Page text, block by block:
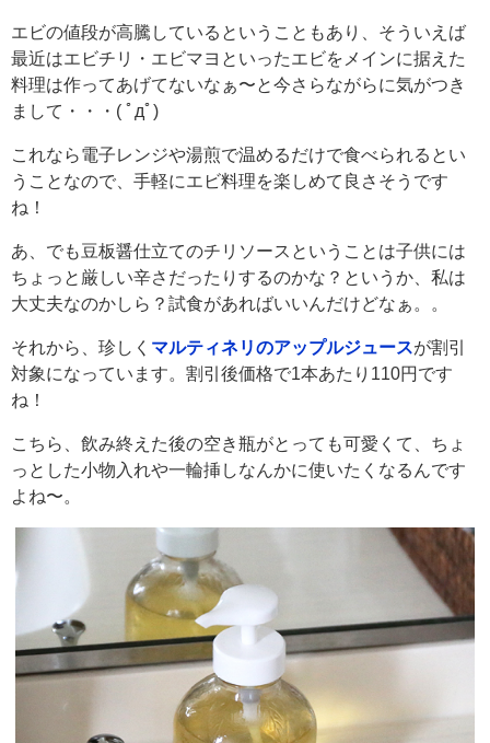
エビの値段が高騰しているということもあり、そういえば
最近はエビチリ・エビマヨといったエビをメインに据えた
料理は作ってあげてないなぁ〜と今さらながらに気がつき
まして・・・( ﾟдﾟ)
これなら電子レンジや湯煎で温めるだけで食べられるとい
うことなので、手軽にエビ料理を楽しめて良さそうです
ね！
あ、でも豆板醤仕立てのチリソースということは子供には
ちょっと厳しい辛さだったりするのかな？というか、私は
大丈夫なのかしら？試食があればいいんだけどなぁ。。
それから、珍しく マルティネリのアップルジュースが割引
対象になっています。割引後価格で1本あたり110円です
ね！
こちら、飲み終えた後の空き瓶がとっても可愛くて、ちょ
っとした小物入れや一輪挿しなんかに使いたくなるんです
よね〜。